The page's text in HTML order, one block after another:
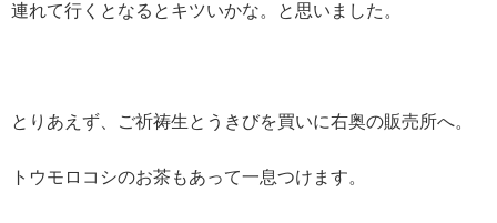
連れて行くとなるとキツいかな。と思いました。
とりあえず、ご祈祷生とうきびを買いに右奥の販売所へ。
トウモロコシのお茶もあって一息つけます。